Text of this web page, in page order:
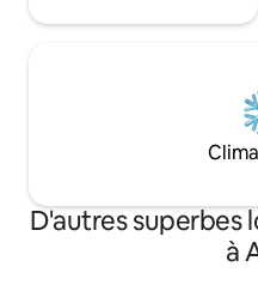
D'autres superbes
à